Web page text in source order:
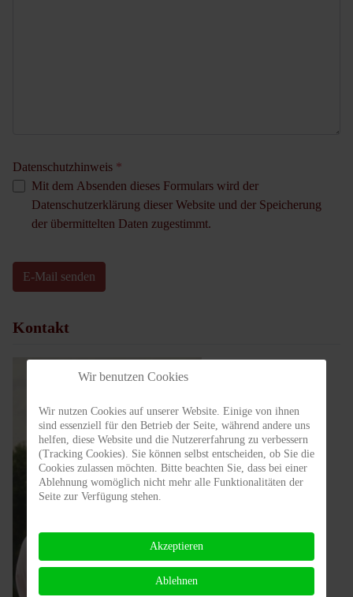
Datenschutzhinweis *
Mit dem Absenden dieses Formulars wird der
Datenschutzerklärung dieser Website und der Speicherung
der übermittelten Daten zugestimmt.
E-Mail senden
Kontakt
Wir benutzen Cookies
Wir nutzen Cookies auf unserer Website. Einige von ihnen
sind essenziell für den Betrieb der Seite, während andere uns
helfen, diese Website und die Nutzererfahrung zu verbessern
(Tracking Cookies). Sie können selbst entscheiden, ob Sie die
Cookies zulassen möchten. Bitte beachten Sie, dass bei einer
Ablehnung womöglich nicht mehr alle Funktionalitäten der
Seite zur Verfügung stehen.
Akzeptieren
Ablehnen